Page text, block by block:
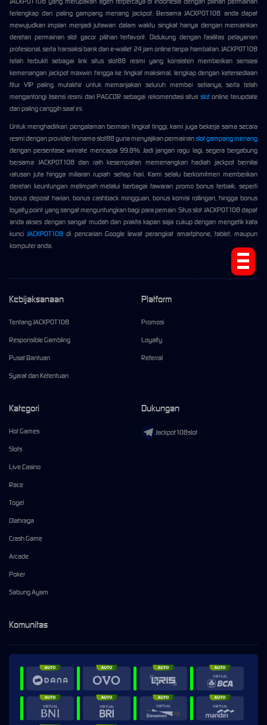
terlengkap dan paling gampang menang jackpot. Bersama JACKPOT108 anda dapat
mewujudkan impian menjadi jutawan dalam waktu singkat hanya dengan memainkan
deretan permainan slot gacor pilihan terfavorit. Didukung dengan fasilitas pelayanan
profesional, serta transaksi bank dan e-wallet 24 jam online tanpa hambatan. JACKPOT108
telah terbukti sebagai link situs slot88 resmi yang konsisten memberikan sensasi
kemenangan jackpot maxwin hingga ke tingkat maksimal, lengkap dengan ketersediaan
fitur VIP paling mutakhir untuk memanjakan seluruh member setianya, serta telah
mengantongi lisensi resmi dari PAGCOR sebagai rekomendasi situs slotonline terupdate
dan paling canggih saat ini.
Untuk menghadirkan pengalaman bermain tingkat tinggi, kami juga bekerja sama secara
resmi dengan provider ternama slot88 guna menyajikan permainanslot gampang menang
dengan persentase winrate mencapai 99.8%. Jadi jangan ragu lagi, segera bergabung
bersama JACKPOT108 dan raih kesempatan memenangkan hadiah jackpot bernilai
ratusan juta hingga miliaran rupiah setiap hari. Kami selalu berkomitmen memberikan
deretan keuntungan melimpah melalui berbagai tawaran promo bonus terbaik, seperti
bonus deposit harian, bonus cashback mingguan, bonus komisi rollingan, hingga bonus
loyalty point yang sangat menguntungkan bagi para pemain. Situs slot JACKPOT108 dapat
anda akses dengan sangat mudah dan praktis kapan saja cukup dengan mengetik kata
kunci JACKPOT108 di pencarian Google lewat perangkat smartphone, tablet, maupun
komputer anda.
Kebijaksanaan
Tentang JACKPOT108
Responsible Gambling
Pusat Bantuan
Syarat dan Ketentuan
Platform
Promosi
Loyalty
Referral
Kategori
Hot Games
Slots
Live Casino
Race
Togel
Olahraga
Crash Game
Arcade
Poker
Sabung Ayam
Dukungan
Jackpot108slot
Komunitas